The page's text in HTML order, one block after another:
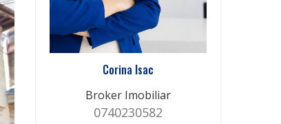
Corina Isac
Broker Imobiliar
0740230582